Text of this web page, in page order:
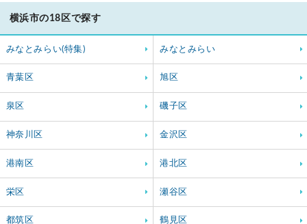
横浜市の18区で探す
みなとみらい(特集) みなとみらい
青葉区 旭区
泉区 磯子区
神奈川区 金沢区
港南区 港北区
栄区 瀬谷区
都筑区 鶴見区